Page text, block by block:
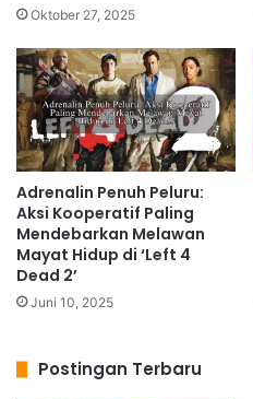
Oktober 27, 2025
Adrenalin Penuh Peluru:
Aksi Kooperatif Paling
Mendebarkan Melawan
Mayat Hidup di ‘Left 4
Dead 2’
Juni 10, 2025
Postingan Terbaru